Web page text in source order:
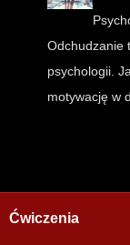
Odchudzanie
psychologii.
motywację w
Ćwiczenia